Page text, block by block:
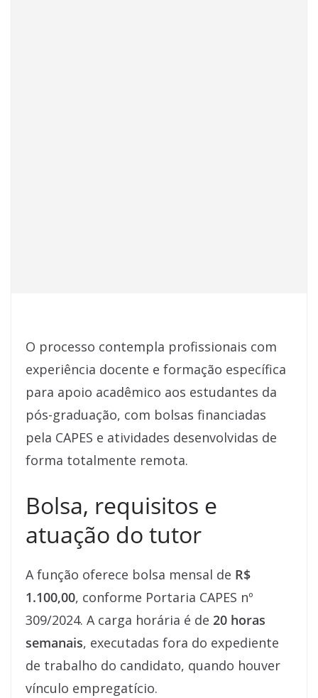
O processo contempla profissionais com
experiência docente e formação específica
para apoio acadêmico aos estudantes da
pós-graduação, com bolsas financiadas
pela CAPES e atividades desenvolvidas de
forma totalmente remota.
Bolsa, requisitos e
atuação do tutor
A função oferece bolsa mensal de R$
1.100,00, conforme Portaria CAPES nº
309/2024. A carga horária é de 20 horas
semanais, executadas fora do expediente
de trabalho do candidato, quando houver
vínculo empregatício.